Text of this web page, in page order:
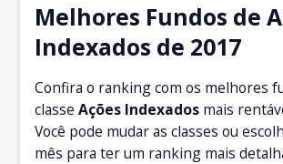
Melhores Fundos de
Indexados de 2017
Confira o ranking com os melhores
classeAções Indexados mais
Você pode mudar as classes ou
mês para ter um ranking mais